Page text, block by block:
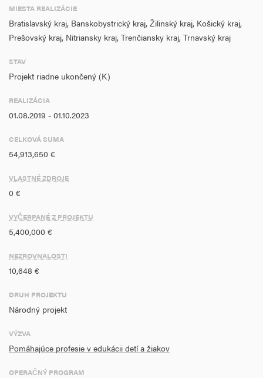
veriť a budú presvedčení o tom, že týmto deťom a žiakom,
mladým ľuďom je možné pomôcť.
MIESTA REALIZÁCIE
Bratislavský kraj, Banskobystrický kraj, Žilinský kraj, Košický kraj,
Prešovský kraj, Nitriansky kraj, Trenčiansky kraj, Trnavský kraj
STAV
Projekt riadne ukončený (K)
REALIZÁCIA
01.08.2019 - 01.10.2023
CELKOVÁ SUMA
54,913,650 €
VLASTNÉ ZDROJE
0 €
VYČERPANÉ Z PROJEKTU
5,400,000 €
NEZROVNALOSTI
10,648 €
DRUH PROJEKTU
Národný projekt
VÝZVA
Pomáhajúce profesie v edukácii detí a žiakov
OPERAČNÝ PROGRAM